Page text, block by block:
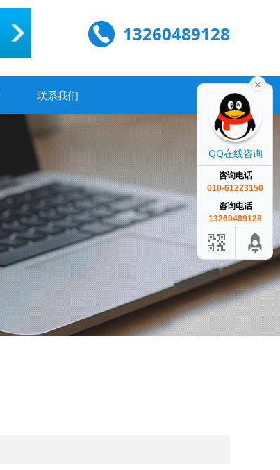
13260489128
联系我们
QQ在线咨询
咨询电话
010-61223150
咨询电话
13260489128